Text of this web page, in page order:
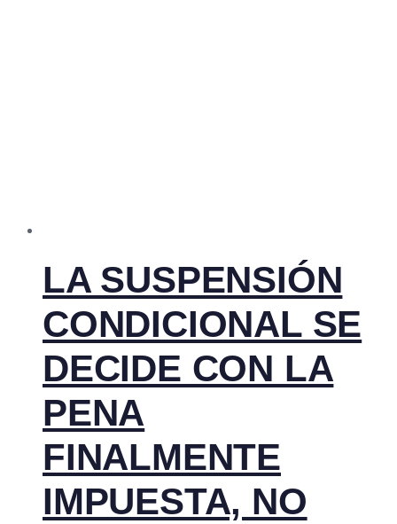
LA SUSPENSIÓN
CONDICIONAL SE
DECIDE CON LA
PENA
FINALMENTE
IMPUESTA, NO